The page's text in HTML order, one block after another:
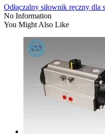
Odłączalny siłownik ręczny
No Information
You Might Also Like